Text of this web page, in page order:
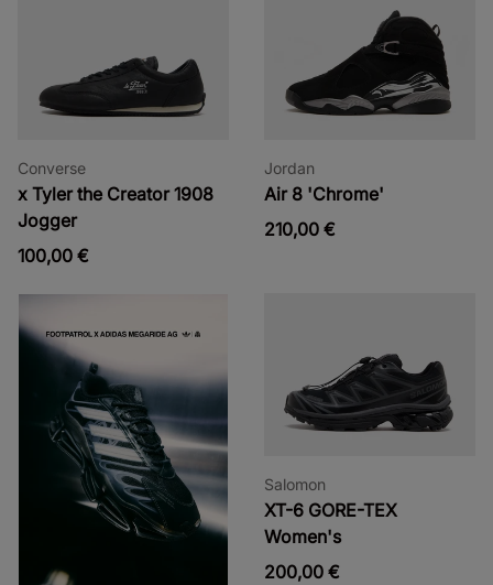
Converse
x Tyler the Creator 1908
Jogger
100,00 €
Jordan
Air 8 'Chrome'
210,00 €
Salomon
XT-6 GORE-TEX
Women's
200,00 €